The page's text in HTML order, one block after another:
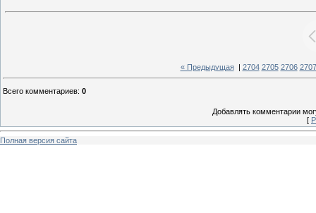
« Предыдущая| 2704 2705 2706 2707
Всего комментариев: 0
Добавлять комментарии
[
Полная версия сайта